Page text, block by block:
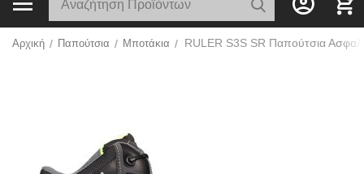
Αρχική / Παπούτσια / Μποτάκια /